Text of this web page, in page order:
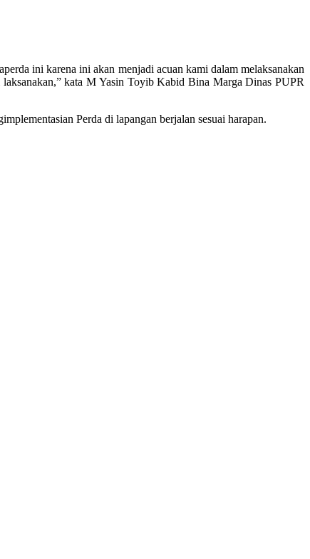
ini karena ini akan menjadi acuan kami dalam melaksanakan
kata M Yasin Toyib Kabid Bina Marga Dinas PUPR
Perda di lapangan berjalan sesuai harapan.